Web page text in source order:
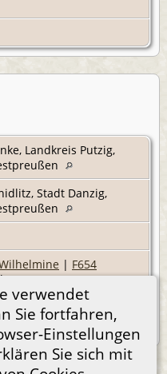
verwendet
Sie fortfahren,
Einstellungen
Sie sich mit
Landkreis Putzig,
Stadt Danzig,
| F654
Stadt Danzig,